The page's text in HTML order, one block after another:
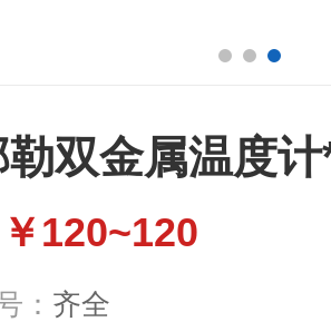
双金属温度
￥120~120
： 齐全